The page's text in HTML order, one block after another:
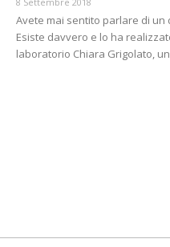
Avete mai sentito parlare di un
Esiste davvero e lo ha
laboratorio Chiara Grigolato,